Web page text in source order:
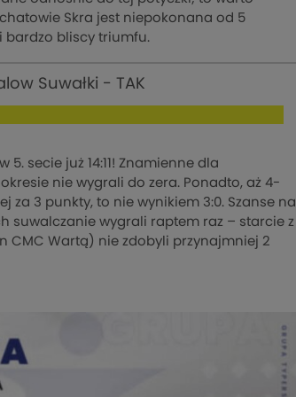
Skra jest niepokonana od 5
bardzo bliscy triumfu.
Suwałki - TAK
secie już 14:11! Znamienne dla
nie wygrali do zera. Ponadto, aż 4-
za 3 punkty, to nie wynikiem 3:0. Szanse na
suwalczanie wygrali raptem raz – starcie z
CMC Wartą) nie zdobyli przynajmniej 2